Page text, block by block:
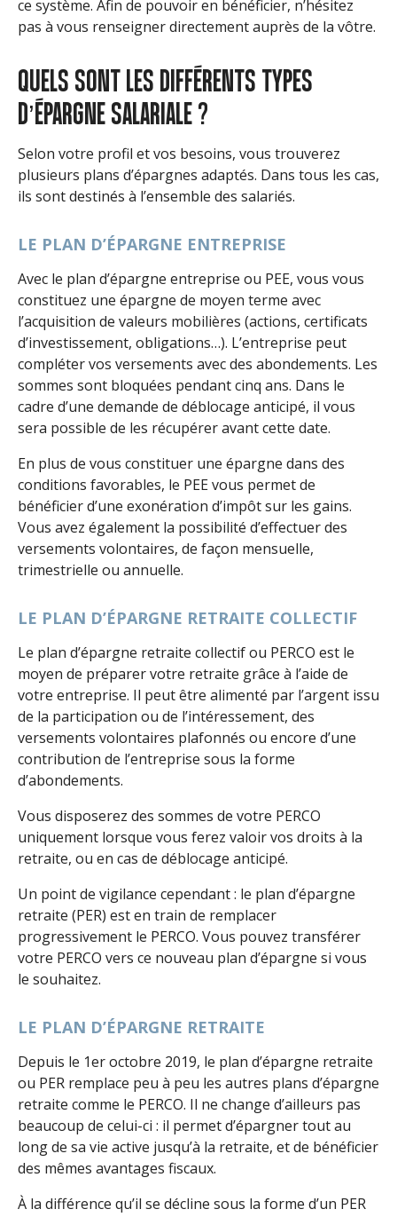
ce système. Afin de pouvoir en bénéficier, n’hésitez
pas à vous renseigner directement auprès de la vôtre.
QUELS SONT LES DIFFÉRENTS TYPES
D’ÉPARGNE SALARIALE ?
Selon votre profil et vos besoins, vous trouverez
plusieurs plans d’épargnes adaptés. Dans tous les cas,
ils sont destinés à l’ensemble des salariés.
LE PLAN D’ÉPARGNE ENTREPRISE
Avec le plan d’épargne entreprise ou PEE, vous vous
constituez une épargne de moyen terme avec
l’acquisition de valeurs mobilières (actions, certificats
d’investissement, obligations…). L’entreprise peut
compléter vos versements avec des abondements. Les
sommes sont bloquées pendant cinq ans. Dans le
cadre d’une demande de déblocage anticipé, il vous
sera possible de les récupérer avant cette date.
En plus de vous constituer une épargne dans des
conditions favorables, le PEE vous permet de
bénéficier d’une exonération d’impôt sur les gains.
Vous avez également la possibilité d’effectuer des
versements volontaires, de façon mensuelle,
trimestrielle ou annuelle.
LE PLAN D’ÉPARGNE RETRAITE COLLECTIF
Le plan d’épargne retraite collectif ou PERCO est le
moyen de préparer votre retraite grâce à l’aide de
votre entreprise. Il peut être alimenté par l’argent issu
de la participation ou de l’intéressement, des
versements volontaires plafonnés ou encore d’une
contribution de l’entreprise sous la forme
d’abondements.
Vous disposerez des sommes de votre PERCO
uniquement lorsque vous ferez valoir vos droits à la
retraite, ou en cas de déblocage anticipé.
Un point de vigilance cependant : le plan d’épargne
retraite (PER) est en train de remplacer
progressivement le PERCO. Vous pouvez transférer
votre PERCO vers ce nouveau plan d’épargne si vous
le souhaitez.
LE PLAN D’ÉPARGNE RETRAITE
Depuis le 1er octobre 2019, le plan d’épargne retraite
ou PER remplace peu à peu les autres plans d’épargne
retraite comme le PERCO. Il ne change d’ailleurs pas
beaucoup de celui-ci : il permet d’épargner tout au
long de sa vie active jusqu’à la retraite, et de bénéficier
des mêmes avantages fiscaux.
À la différence qu’il se décline sous la forme d’un PER